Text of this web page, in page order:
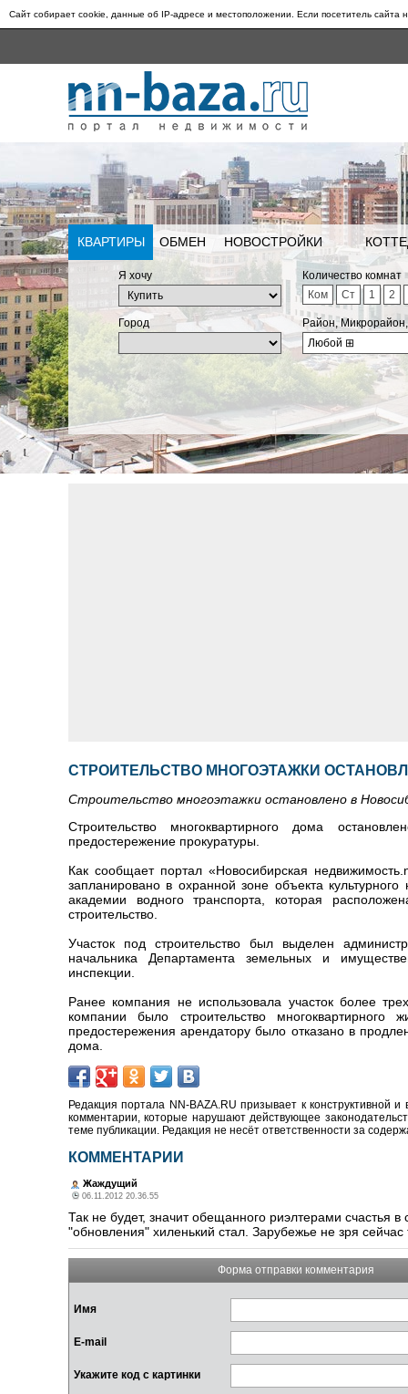
Сайт собирает cookie, данные об IP-адресе и местоположении. Если посетитель сайта
КВАРТИРЫ ОБМЕН НОВОСТРОЙКИ
Я хочу
Количество комнат
Ком
Ст 1 2
Город
Район,
Любой ⊞
СТРОИТЕЛЬСТВО МНОГОЭТАЖКИ
Строительство многоэтажки остановлено в
Строительство многоквартирного дома
предостережение прокуратуры.
Как сообщает портал «Новосибирская
запланировано в охранной зоне объекта
академии водного транспорта, которая
строительство.
Участок под строительство был выделен
начальника Департамента земельных и
инспекции.
Ранее компания не использовала участок более
компании было строительство
предостережения арендатору было отказано в
дома.
Редакция портала NN-BAZA.RU призывает к конструктивной
комментарии, которые нарушают действующее
теме публикации. Редакция не несёт ответственности за
КОММЕНТАРИИ
Жаждущий
06.11.2012 20.36.55
Так не будет, значит обещанного риэлтерами счастья
"обновления" хиленький стал. Зарубежье не зря
Форма отправки комментария
Имя
E-mail
Укажите код с картинки